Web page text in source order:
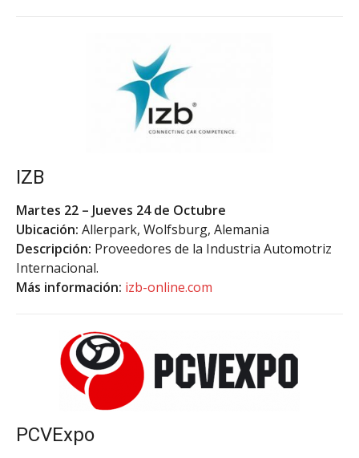
IZB
Martes 22 – Jueves 24 de Octubre
Ubicación: Allerpark, Wolfsburg, Alemania
Descripción: Proveedores de la Industria Automotriz
Internacional.
Más información: izb-online.com
PCVExpo